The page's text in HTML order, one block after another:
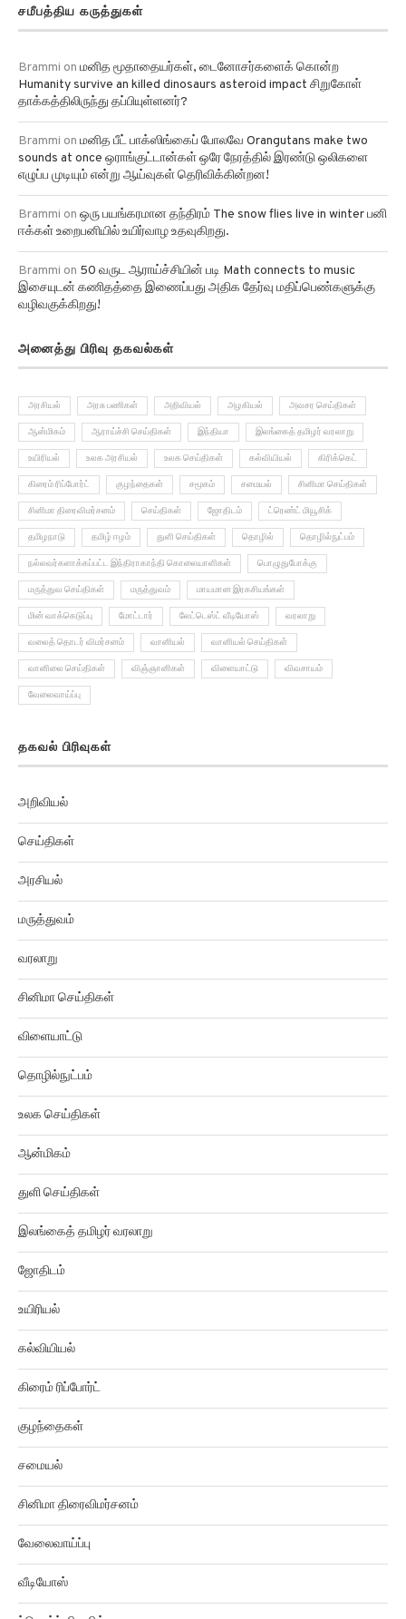
சமீபத்திய கருத்துகள்
Brammi on மனித மூதாதையர்கள், டைனோசர்களைக் கொன்ற
Humanity survive an killed dinosaurs asteroid impact சிறுகோள்
தாக்கத்திலிருந்து தப்பியுள்ளனர்?
Brammi on மனித பீட் பாக்ஸிங்கைப் போலவே Orangutans make two
sounds at once ஒராங்குட்டான்கள் ஒரே நேரத்தில் இரண்டு ஒலிகளை
எழுப்ப முடியும் என்று ஆய்வுகள் தெரிவிக்கின்றன!
Brammi on ஒரு பயங்கரமான தந்திரம் The snow flies live in winter பனி
ஈக்கள் உறைபனியில் உயிர்வாழ உதவுகிறது.
Brammi on 50 வருட ஆராய்ச்சியின் படி Math connects to music
இசையுடன் கணிதத்தை இணைப்பது அதிக தேர்வு மதிப்பெண்களுக்கு
வழிவகுக்கிறது!
அனைத்து பிரிவு தகவல்கள்
அரசியல் அரசு பணிகள் அறிவியல் அழகியல் அவசர செய்திகள்
ஆன்மிகம் ஆராய்ச்சி செய்திகள் இந்தியா இலங்கைத் தமிழர் வரலாறு
உயிரியல் உலக அரசியல் உலக செய்திகள் கல்வியியல் கிரிக்கெட்
கிரைம் ரிப்போர்ட் குழந்தைகள் சமூகம் சமையல் சினிமா செய்திகள்
சினிமா திரைவிமர்சனம் செய்திகள் ஜோதிடம் ட்ரெண்ட் மியூசிக்
தமிழநாடு தமிழ் ஈழம் துளி செய்திகள் தொழில் தொழில்நுட்பம்
நல்லவர்களாக்கப்பட்ட இந்திராகாந்தி கொலையாளிகள் பொழுதுபோக்கு
மருத்துவ செய்திகள் மருத்துவம் மாயமான இரகசியங்கள்
மின் வாக்கெடுப்பு மோட்டார் லேட்டெஸ்ட் வீடியோஸ் வரலாறு
வலைத் தொடர் விமர்சனம் வானியல் வானியல் செய்திகள்
வானிலை செய்திகள் விஞ்ஞானிகள் விளையாட்டு விவசாயம்
வேலைவாய்ப்பு
தகவல் பிரிவுகள்
அறிவியல்
செய்திகள்
அரசியல்
மருத்துவம்
வரலாறு
சினிமா செய்திகள்
விளையாட்டு
தொழில்நுட்பம்
உலக செய்திகள்
ஆன்மிகம்
துளி செய்திகள்
இலங்கைத் தமிழர் வரலாறு
ஜோதிடம்
உயிரியல்
கல்வியியல்
கிரைம் ரிப்போர்ட்
குழந்தைகள்
சமையல்
சினிமா திரைவிமர்சனம்
வேலைவாய்ப்பு
வீடியோஸ்